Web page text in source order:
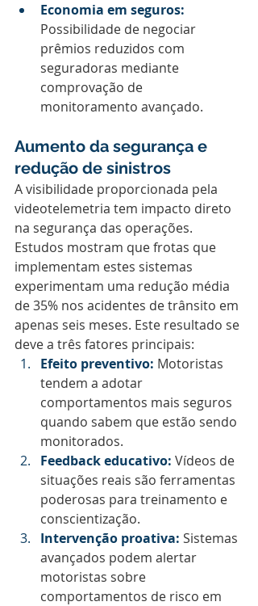
Economia em seguros:
Possibilidade de negociar
prêmios reduzidos com
seguradoras mediante
comprovação de
monitoramento avançado.
Aumento da segurança e
redução de sinistros
A visibilidade proporcionada pela
videotelemetria tem impacto direto
na segurança das operações.
Estudos mostram que frotas que
implementam estes sistemas
experimentam uma redução média
de 35% nos acidentes de trânsito em
apenas seis meses. Este resultado se
deve a três fatores principais:
Efeito preventivo: Motoristas
tendem a adotar
comportamentos mais seguros
quando sabem que estão sendo
monitorados.
Feedback educativo: Vídeos de
situações reais são ferramentas
poderosas para treinamento e
conscientização.
Intervenção proativa: Sistemas
avançados podem alertar
motoristas sobre
comportamentos de risco em